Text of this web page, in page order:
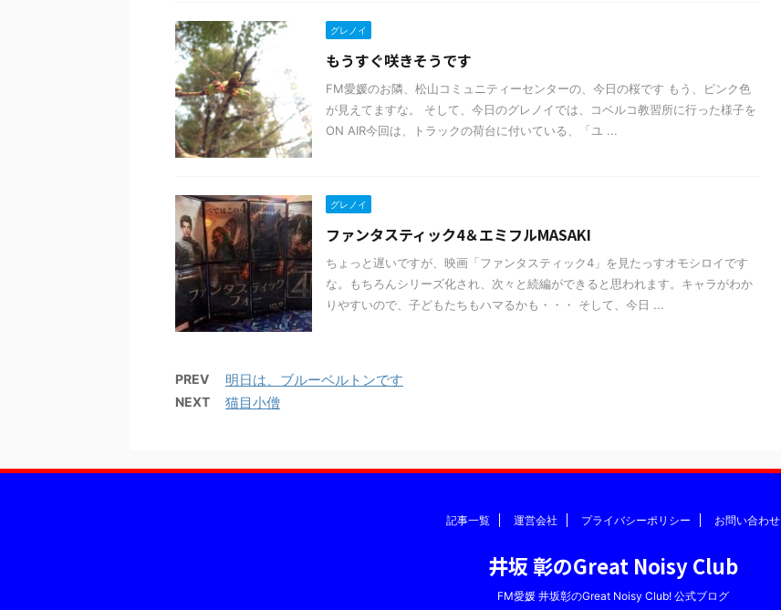
グレノイ
もうすぐ咲きそうです
FM愛媛のお隣、松山コミュニティーセンターの、今日の桜です もう、ピンク色
が見えてますな。 そして、今日のグレノイでは、コベルコ教習所に行った様子を
ON AIR今回は、トラックの荷台に付いている、「ユ ...
グレノイ
ファンタスティック4＆エミフルMASAKI
ちょっと遅いですが、映画「ファンタスティック4」を見たっすオモシロイです
な。もちろんシリーズ化され、次々と続編ができると思われます。キャラがわか
りやすいので、子どもたちもハマるかも・・・ そして、今日 ...
PREV 明日は、ブルーベルトンです
NEXT 猫目小僧
記事一覧 運営会社 プライバシーポリシー お問い合わせ
井坂 彰のGreat Noisy Club
FM愛媛 井坂彰のGreat Noisy Club! 公式ブログ